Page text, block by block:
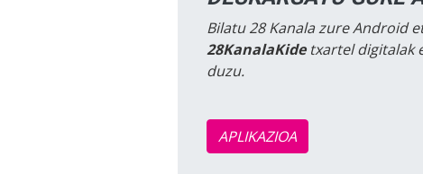
Bilatu 28 Kanala zure Android
28KanalaKidetxartel digitalak
duzu.
APLIKAZIOA